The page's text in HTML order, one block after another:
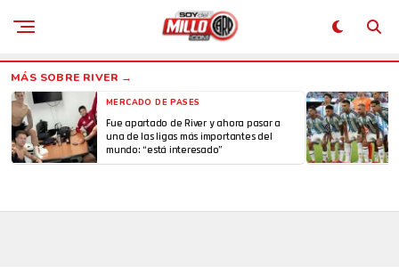
MERCADO DE PASES
Fue apartado de River y ahora pasar a
una de las ligas más importantes del
mundo: “está interesado”